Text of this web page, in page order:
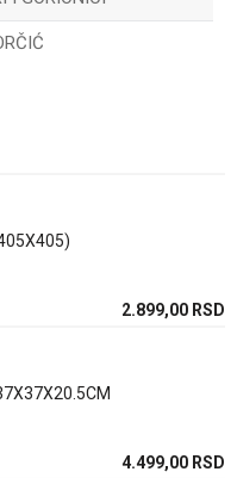
+ 1 :
2.899,00 RSD
4.499,00 RSD